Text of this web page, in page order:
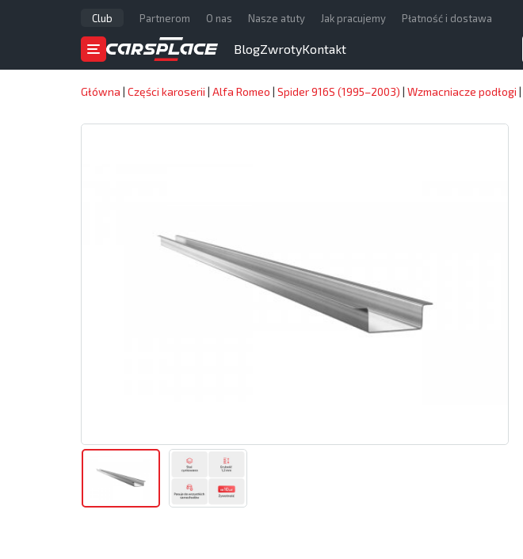
Club Partnerom O nas Nasze atuty Jak pracujemy Płatność i dostawa
BlogZwrotyKontakt
Główna | Części karoserii | Alfa Romeo | Spider 916S (1995–2003) | Wzmacniacze podłogi |